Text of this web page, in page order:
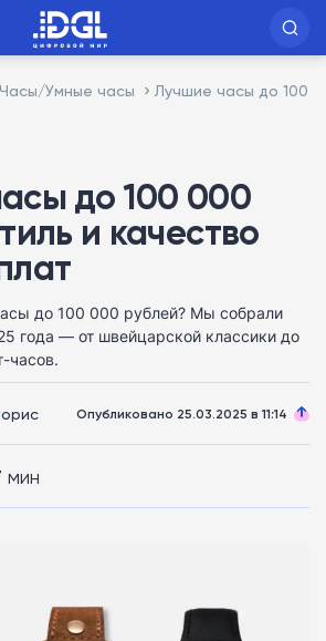
Часы/Умные часы Лучшие часы до 100
до 100 000
и качество
до 100 000 рублей? Мы собрали
года — от швейцарской классики до
часов.
Опубликовано 25.03.2025 в 11:14
мин